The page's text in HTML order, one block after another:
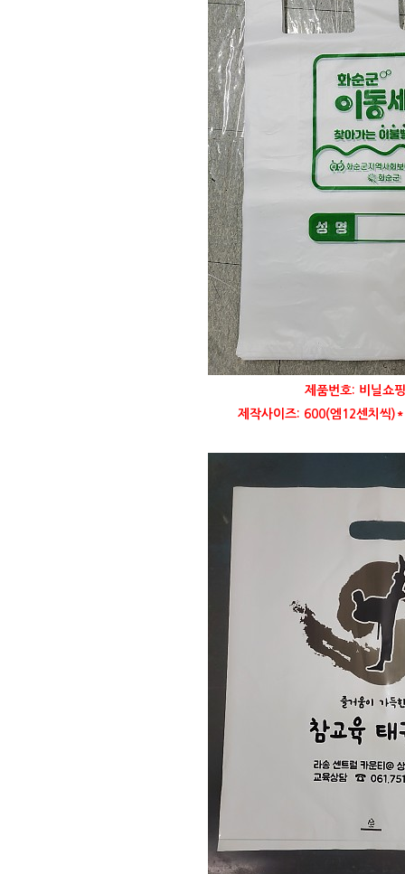
제품번호: 비닐쇼
제작사이즈: 600(엠12센치씩